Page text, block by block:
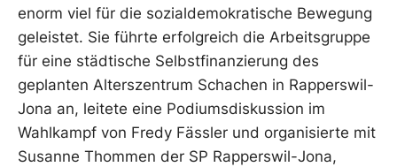
enorm viel für die sozialdemokratische Bewegung
geleistet. Sie führte erfolgreich die Arbeitsgruppe
für eine städtische Selbstfinanzierung des
geplanten Alterszentrum Schachen in Rapperswil-
Jona an, leitete eine Podiumsdiskussion im
Wahlkampf von Fredy Fässler und organisierte mit
Susanne Thommen der SP Rapperswil-Jona,